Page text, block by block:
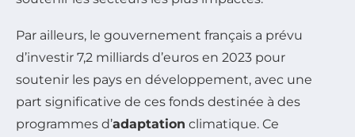
Par ailleurs, le gouvernement français a prévu
d’investir 7,2 milliards d’euros en 2023 pour
soutenir les pays en développement, avec une
part significative de ces fonds destinée à des
programmes d’adaptation climatique. Ce